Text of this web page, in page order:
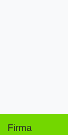
Firma